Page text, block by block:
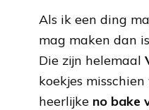
Als ik een ding
mag maken dan
Die zijn helemaal
koekjes
heerlijke no bake